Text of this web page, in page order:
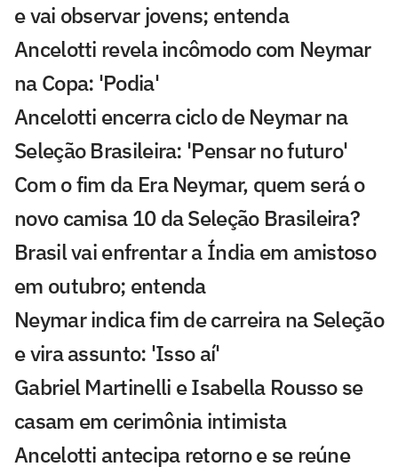
e vai observar jovens; entenda
Ancelotti revela incômodo com Neymar
na Copa: 'Podia'
Ancelotti encerra ciclo de Neymar na
Seleção Brasileira: 'Pensar no futuro'
Com o fim da Era Neymar, quem será o
novo camisa 10 da Seleção Brasileira?
Brasil vai enfrentar a Índia em amistoso
em outubro; entenda
Neymar indica fim de carreira na Seleção
e vira assunto: 'Isso aí'
Gabriel Martinelli e Isabella Rousso se
casam em cerimônia intimista
Ancelotti antecipa retorno e se reúne